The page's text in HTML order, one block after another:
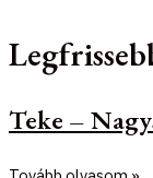
Teke –